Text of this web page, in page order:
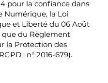
pour la confiance dans
Numérique, la Loi
et Liberté du 06 Août
que du Règlement
la Protection des
: n° 2016-679).